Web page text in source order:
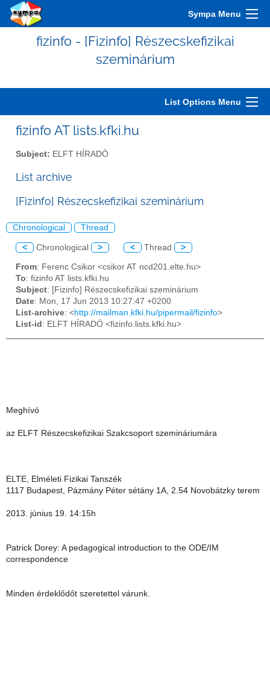
Sympa Menu
fizinfo - [Fizinfo] Részecskefizikai
szeminárium
List Options Menu
fizinfo AT lists.kfki.hu
Subject: ELFT HÍRADÓ
List archive
[Fizinfo] Részecskefizikai szeminárium
Chronological Thread
< Chronological > < Thread >
From: Ferenc Csikor <csikor AT ncd201.elte.hu>
To: fizinfo AT lists.kfki.hu
Subject: [Fizinfo] Részecskefizikai szeminárium
Date: Mon, 17 Jun 2013 10:27:47 +0200
List-archive: <http://mailman.kfki.hu/pipermail/fizinfo>
List-id : ELFT HÍRADÓ <fizinfo.lists.kfki.hu>
Meghívó
az ELFT Részecskefizikai Szakcsoport szemináriumára
ELTE, Elméleti Fizikai Tanszék
1117 Budapest, Pázmány Péter sétány 1A, 2.54 Novobátzky terem
2013. június 19. 14:15h
Patrick Dorey: A pedagogical introduction to the ODE/IM
correspondence
Minden érdeklődőt szeretettel várunk.